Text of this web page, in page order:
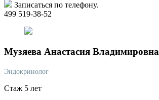
Записаться по телефону.
499 519-38-52
Музяева Анастасия Владимировна
Эндокринолог
Стаж 5 лет